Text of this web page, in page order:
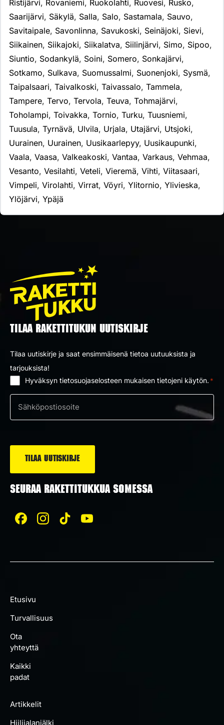
Ristijärvi, Rovaniemi, Ruokolahti, Ruovesi, Rusko,
Saarijärvi, Säkylä, Salla, Salo, Sastamala, Sauvo,
Savitaipale, Savonlinna, Savukoski, Seinäjoki, Sievi,
Siikainen, Siikajoki, Siikalatva, Siilinjärvi, Simo, Sipoo,
Siuntio, Sodankylä, Soini, Somero, Sonkajärvi,
Sotkamo, Sulkava, Suomussalmi, Suonenjoki, Sysmä,
Taipalsaari, Taivalkoski, Taivassalo, Tammela,
Tampere, Tervo, Tervola, Teuva, Tohmajärvi,
Toholampi, Toivakka, Tornio, Turku, Tuusniemi,
Tuusula, Tyrnävä, Ulvila, Urjala, Utajärvi, Utsjoki,
Uurainen, Uurainen, Uusikaarlepyy, Uusikaupunki,
Vaala, Vaasa, Valkeakoski, Vantaa, Varkaus, Vehmaa,
Vesanto, Vesilahti, Veteli, Vieremä, Vihti, Viitasaari,
Vimpeli, Virolahti, Virrat, Vöyri, Ylitornio, Ylivieska,
Ylöjärvi, Ypäjä
TILAA RAKETTITUKUN UUTISKIRJE
Tilaa uutiskirje ja saat ensimmäisenä tietoa uutuuksista ja
tarjouksista!
Hyväksyn tietosuojaselosteen mukaisen tietojeni käytön. *
Sähköposti
SEURAA RAKETTITUKKUA SOMESSA
Etusivu
Turvallisuus
Ota
yhteyttä
Kaikki
padat
Artikkelit
Hiilijalanjälki